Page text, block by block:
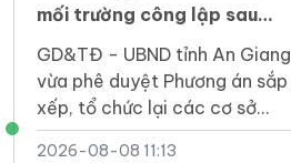
mối trường công lập sau
GD&TĐ - UBND tỉnh An Giang
vừa phê duyệt Phương án sắp
xếp, tổ chức lại các cơ sở
giáo dục mầm non, phổ
2026-08-08 11:13